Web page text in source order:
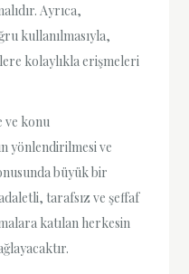
Ayrıca,
kullanılmasıyla,
kolaylıkla erişmeleri
ve konu
yönlendirilmesi ve
büyük bir
tarafsız ve şeffaf
katılan herkesin